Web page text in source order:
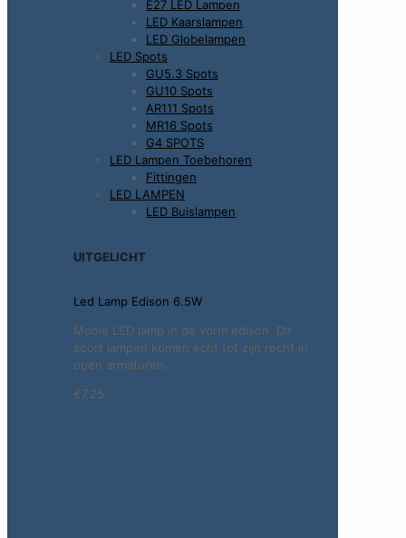
E27 LED Lampen
LED Kaarslampen
LED Globelampen
LED Spots
GU5.3 Spots
GU10 Spots
AR111 Spots
MR16 Spots
G4 SPOTS
LED Lampen Toebehoren
Fittingen
LED LAMPEN
LED Buislampen
UITGELICHT
Led Lamp Edison 6.5W
Mooie LED lamp in de vorm edison. Dit
soort lampen komen echt tot zijn recht in
open armaturen.
€7.25